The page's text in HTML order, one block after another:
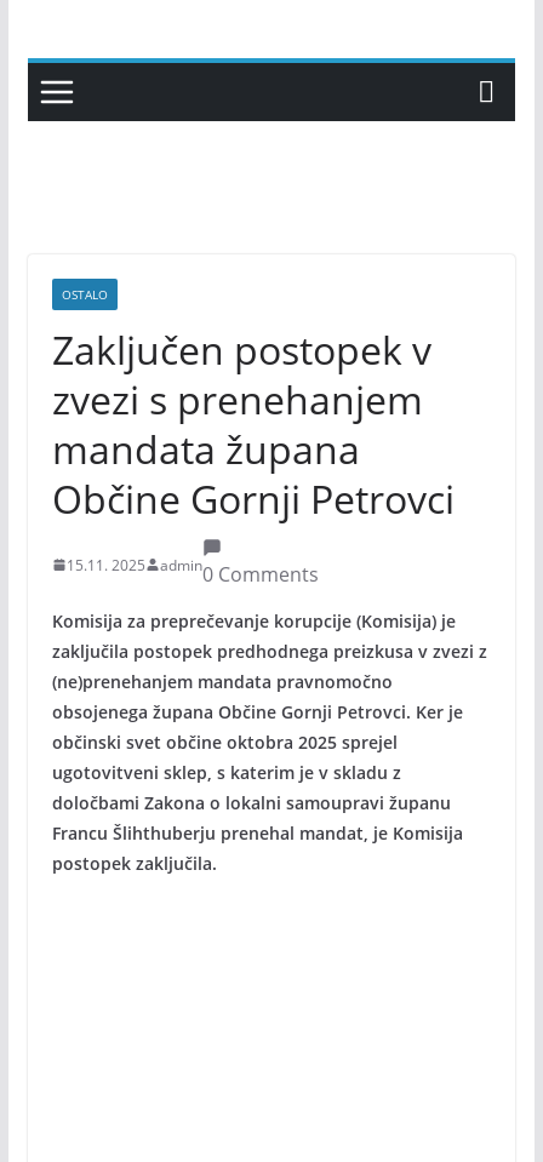
content
OSTALO
Zaključen postopek v
zvezi s prenehanjem
mandata župana
Občine Gornji Petrovci
15.11. 2025 admin0 Comments
Komisija za preprečevanje korupcije (Komisija) je
zaključila postopek predhodnega preizkusa v zvezi z
(ne)prenehanjem mandata pravnomočno
obsojenega župana Občine Gornji Petrovci. Ker je
občinski svet občine oktobra 2025 sprejel
ugotovitveni sklep, s katerim je v skladu z
določbami Zakona o lokalni samoupravi županu
Francu Šlihthuberju prenehal mandat, je Komisija
postopek zaključila.